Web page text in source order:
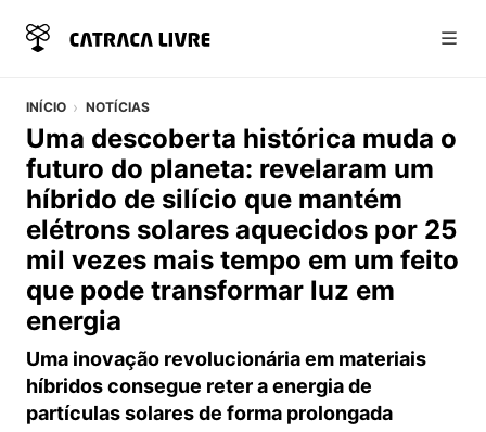
INÍCIO NOTÍCIAS
Uma descoberta histórica muda o
futuro do planeta: revelaram um
híbrido de silício que mantém
elétrons solares aquecidos por 25
mil vezes mais tempo em um feito
que pode transformar luz em
energia
Uma inovação revolucionária em materiais
híbridos consegue reter a energia de
partículas solares de forma prolongada